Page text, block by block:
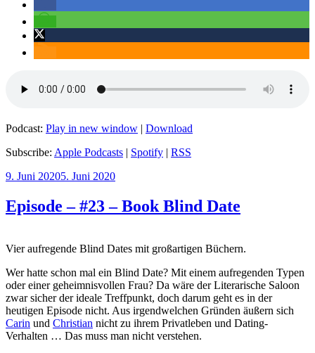
Podcast: Play in new window | Download
Subscribe: Apple Podcasts | Spotify | RSS
Veröffentlicht
9. Juni 20205. Juni 2020
Episode – #23 – Book Blind Date
Vier aufregende Blind Dates mit großartigen Büchern.
Wer hatte schon mal ein Blind Date? Mit einem aufregenden Typen
oder einer geheimnisvollen Frau? Da wäre der Literarische Saloon
zwar sicher der ideale Treffpunkt, doch darum geht es in der
heutigen Episode nicht. Aus irgendwelchen Gründen äußern sich
Carin und Christian nicht zu ihrem Privatleben und Dating-
Verhalten … Das muss man nicht verstehen.